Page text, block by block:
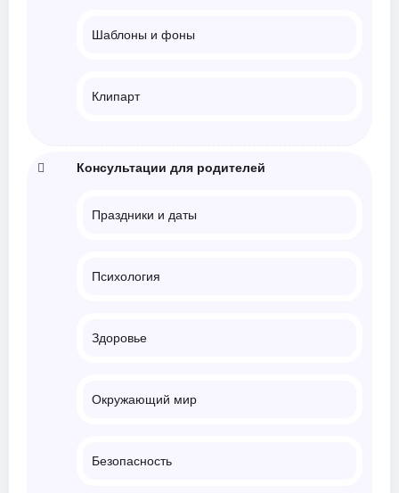
Шаблоны и фоны
Клипарт
Консультации для родителей
Праздники и даты
Психология
Здоровье
Окружающий мир
Безопасность